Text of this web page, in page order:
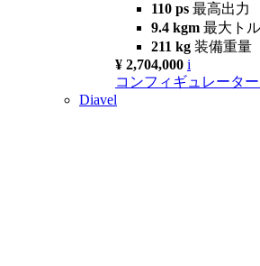
110 ps 最高出力
9.4 kgm 最大ト
211 kg 装備重量
¥ 2,704,000 i
コンフィギュレーター
Diavel